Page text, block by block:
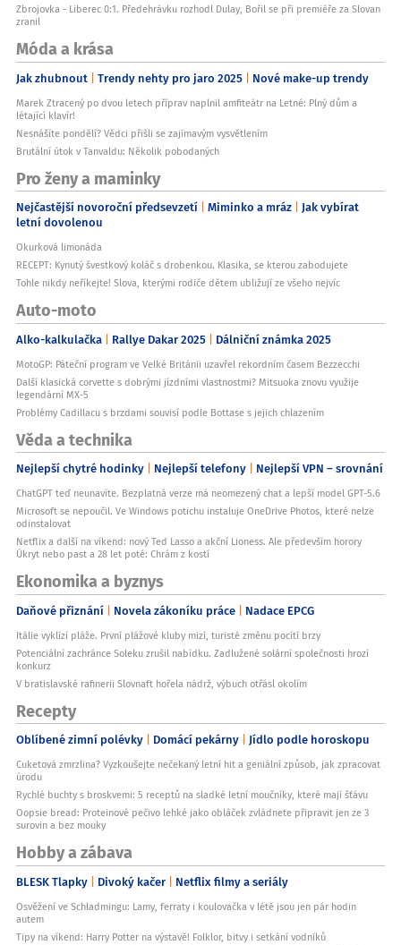
Zbrojovka - Liberec 0:1. Předehrávku rozhodl Dulay, Bořil se při premiéře za Slovan
zranil
Móda a krása
Jak zhubnout Trendy nehty pro jaro 2025 Nové make-up trendy
Marek Ztracený po dvou letech příprav naplnil amfiteátr na Letné: Plný dům a
létající klavír!
Nesnášíte pondělí? Vědci přišli se zajímavým vysvětlením
Brutální útok v Tanvaldu: Několik pobodaných
Pro ženy a maminky
Nejčastější novoroční předsevzetí Miminko a mráz Jak vybírat
letní dovolenou
Okurková limonáda
RECEPT: Kynutý švestkový koláč s drobenkou. Klasika, se kterou zabodujete
Tohle nikdy neříkejte! Slova, kterými rodiče dětem ubližují ze všeho nejvíc
Auto-moto
Alko-kalkulačka Rallye Dakar 2025 Dálniční známka 2025
MotoGP: Páteční program ve Velké Británii uzavřel rekordním časem Bezzecchi
Další klasická corvette s dobrými jízdními vlastnostmi? Mitsuoka znovu využije
legendární MX-5
Problémy Cadillacu s brzdami souvisí podle Bottase s jejich chlazením
Věda a technika
Nejlepší chytré hodinky Nejlepší telefony Nejlepší VPN – srovnání
ChatGPT teď neunavíte. Bezplatná verze má neomezený chat a lepší model GPT-5.6
Microsoft se nepoučil. Ve Windows potichu instaluje OneDrive Photos, které nelze
odinstalovat
Netflix a další na víkend: nový Ted Lasso a akční Lioness. Ale především horory
Úkryt nebo past a 28 let poté: Chrám z kostí
Ekonomika a byznys
Daňové přiznání Novela zákoníku práce Nadace EPCG
Itálie vyklízí pláže. První plážové kluby mizí, turisté změnu pocítí brzy
Potenciální zachránce Soleku zrušil nabídku. Zadlužené solární společnosti hrozí
konkurz
V bratislavské rafinerii Slovnaft hořela nádrž, výbuch otřásl okolím
Recepty
Oblíbené zimní polévky Domácí pekárny Jídlo podle horoskopu
Cuketová zmrzlina? Vyzkoušejte nečekaný letní hit a geniální způsob, jak zpracovat
úrodu
Rychlé buchty s broskvemi: 5 receptů na sladké letní moučníky, které mají šťávu
Oopsie bread: Proteinové pečivo lehké jako obláček zvládnete připravit jen ze 3
surovin a bez mouky
Hobby a zábava
BLESK Tlapky Divoký kačer Netflix filmy a seriály
Osvěžení ve Schladmingu: Lamy, ferraty i koulovačka v létě jsou jen pár hodin
autem
Tipy na víkend: Harry Potter na výstavě! Folklor, bitvy i setkání vodníků